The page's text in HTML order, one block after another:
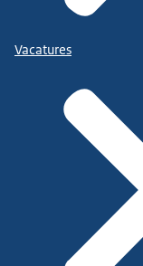
Vacatures